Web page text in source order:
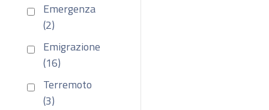
Emergenza
(2)
Emigrazione
(16)
Terremoto
(3)